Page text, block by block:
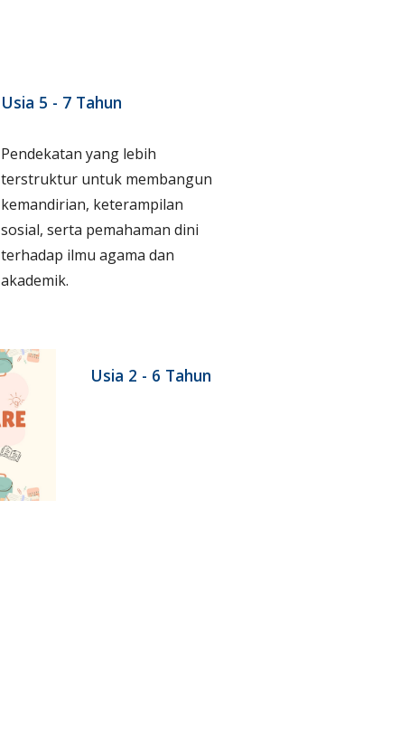
Usia 5 - 7 Tahun
Pendekatan yang lebih
terstruktur untuk membangun
kemandirian, keterampilan
sosial, serta pemahaman dini
terhadap ilmu agama dan
akademik.
Usia 2 - 6 Tahun